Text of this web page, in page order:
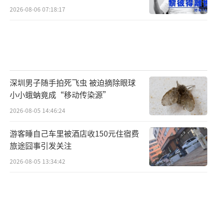
2026-08-06 07:18:17
深圳男子随手拍死飞虫 被迫摘除眼球
小小蛾蚋竟成“移动传染源”
2026-08-05 14:46:24
游客睡自己车里被酒店收150元住宿费
旅途囧事引发关注
2026-08-05 13:34:42